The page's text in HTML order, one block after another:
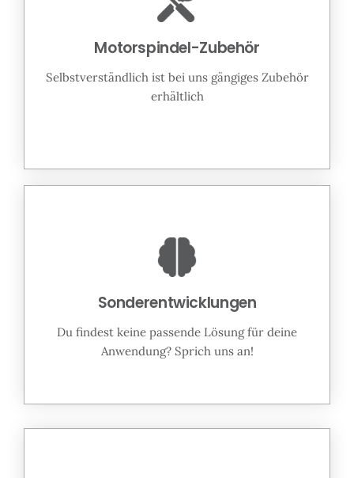
Motorspindel-Zubehör
Selbstverständlich ist bei uns gängiges Zubehör
erhältlich
Sonderentwicklungen
Du findest keine passende Lösung für deine
Anwendung? Sprich uns an!